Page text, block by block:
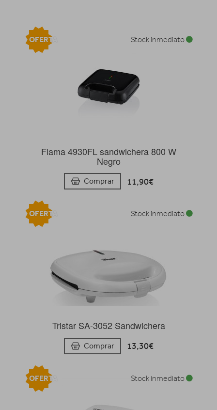
Flama 4930FL sandwichera 800 W
Negro
Comprar 11,90€
Stock inmediato
OFERTA
Tristar SA-3052 Sandwichera
Comprar 13,30€
Stock inmediato
OFERTA
Stock inmediato
OFERTA